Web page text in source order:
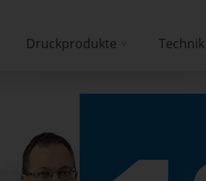
Druckprodukte